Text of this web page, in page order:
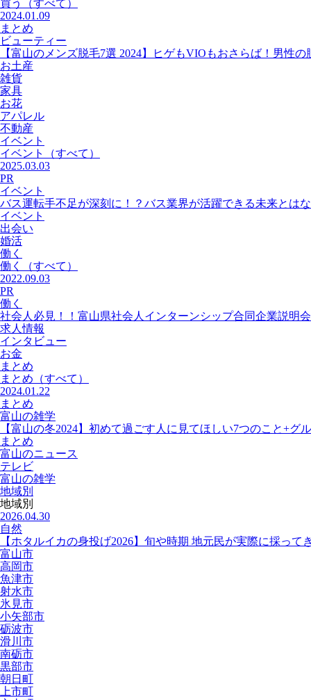
買う
（すべて）
2024.01.09
まとめ
ビューティー
【富山のメンズ脱毛7選 2024】ヒゲもVIOもおさらば！男性
お土産
雑貨
家具
お花
アパレル
不動産
イベント
イベント
（すべて）
2025.03.03
PR
イベント
バス運転手不足が深刻に！？バス業界が活躍できる未来とは
イベント
出会い
婚活
働く
働く
（すべて）
2022.09.03
PR
働く
社会人必見！！富山県社会人インターンシップ合同企業説明会
求人情報
インタビュー
お金
まとめ
まとめ （すべて）
2024.01.22
まとめ
富山の雑学
【富山の冬2024】初めて過ごす人に見てほしい7つのこと+グ
まとめ
富山のニュース
テレビ
富山の雑学
地域別
地域別
2026.04.30
自然
【ホタルイカの身投げ2026】旬や時期 地元民が実際に採って
富山市
高岡市
魚津市
射水市
氷見市
小矢部市
砺波市
滑川市
南砺市
黒部市
朝日町
上市町